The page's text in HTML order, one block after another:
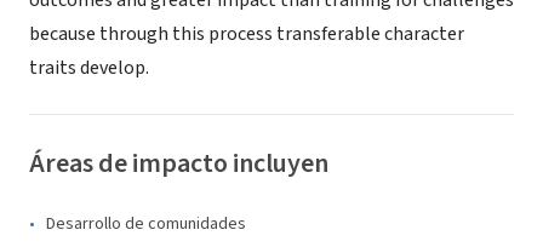
because through this process transferable character
traits develop.
Áreas de impacto incluyen
Desarrollo de comunidades